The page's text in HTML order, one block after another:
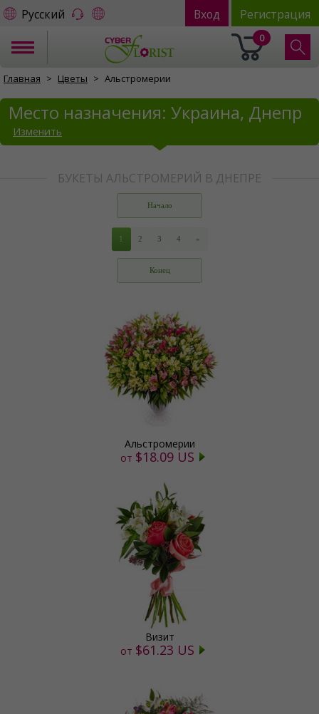
Русский Вход Регистрация
0
Главная Цветы Альстромерии
Место назначения: Украина, Днепр
Изменить
БУКЕТЫ АЛЬСТРОМЕРИЙ В ДНЕПРЕ
Начало
1 2 3 4 »
Конец
Альстромерии
от $18.09 US
Визит
от $61.23 US